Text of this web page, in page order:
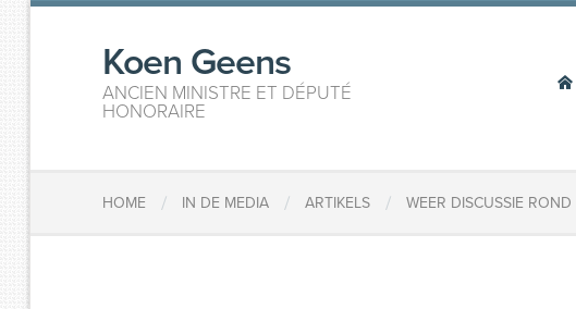
Koen Geens
ANCIEN MINISTRE ET DÉPUTÉ
HONORAIRE
HOME / IN DE MEDIA / ARTIKELS / WEER DISCUSSIE